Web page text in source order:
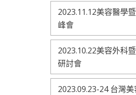
2023.11.12美容醫學
峰會
2023.10.22美容外科
研討會
2023.09.23-24 台灣